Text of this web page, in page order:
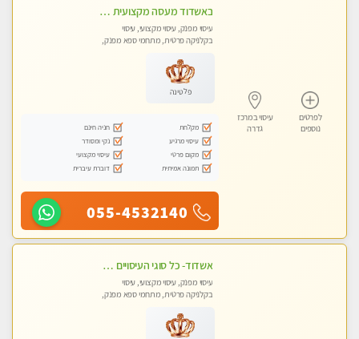
לפרטים
נוספים
עיסוי במרכז
גדרה
באשדוד מעסה מקצועית חדשה ישראלית צעירה ואיכותית לעיסוי מרגיע ומפנק VIP-מומלץ לחלוטין! פרטי! ​​​​​​ Highly recommended
עיסוי מפנק, עיסוי מקצועי, עיסוי
בקלניקה פרטית, מתחמי ספא מפנק,
פלטינה
מקלחת
חניה חינם
עיסוי מרגיע
נקי ומסודר
מקום פרטי
עיסוי מקצועי
תמונה אמיתית
דוברת עיברית
055-4532140
אשדוד- כל סוגי העיסויים מעסה מקצועית ואיכותית פרטי!!!
עיסוי מפנק, עיסוי מקצועי, עיסוי
בקלניקה פרטית, מתחמי ספא מפנק,